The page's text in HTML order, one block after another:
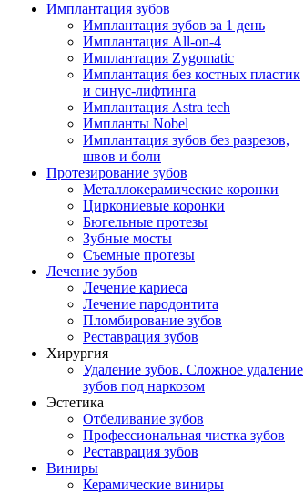
Имплантация зубов
Имплантация зубов за 1 день
Имплантация All-on-4
Имплантация Zygomatic
Имплантация без костных пластик
и синус-лифтинга
Имплантация Astra tech
Импланты Nobel
Имплантация зубов без разрезов,
швов и боли
Протезирование зубов
Металлокерамические коронки
Циркониевые коронки
Бюгельные протезы
Зубные мосты
Съемные протезы
Лечение зубов
Лечение кариеса
Лечение пародонтита
Пломбирование зубов
Реставрация зубов
Хирургия
Удаление зубов. Сложное удаление
зубов под наркозом
Эстетика
Отбеливание зубов
Профессиональная чистка зубов
Реставрация зубов
Виниры
Керамические виниры